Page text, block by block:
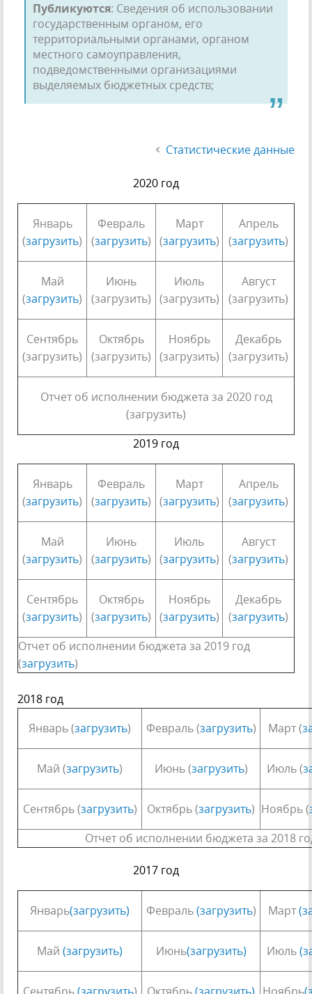
Публикуются: Сведения об использовании
государственным органом, его
территориальными органами, органом
местного самоуправления,
подведомственными организациями
выделяемых бюджетных средств;
Статистические данные
2020 год
Январь
(загрузить)
Февраль
(загрузить)
Март
(загрузить)
Апрель
(загрузить)
Май
(загрузить)
Июнь
(загрузить)
Июль
(загрузить)
Август
(загрузить)
Сентябрь
(загрузить)
Октябрь
(загрузить)
Ноябрь
(загрузить)
Декабрь
(загрузить)
Отчет об исполнении бюджета за 2020 год
(загрузить)
2019 год
Январь
(загрузить)
Февраль
(загрузить)
Март
(загрузить)
Апрель
(загрузить)
Май
(загрузить)
Июнь
(загрузить)
Июль
(загрузить)
Август
(загрузить)
Сентябрь
(загрузить)
Октябрь
(загрузить)
Ноябрь
(загрузить)
Декабрь
(загрузить)
Отчет об исполнении бюджета за 2019 год
(загрузить)
2018 год
Январь (загрузить) Февраль (загрузить) Март (
Май (загрузить) Июнь (загрузить) Июль (
Сентябрь (загрузить) Октябрь (загрузить) Ноябрь (
Отчет об исполнении бюджета за 2018
2017 год
Январь(загрузить) Февраль(загрузить) Март
Май (загрузить) Июнь(загрузить) Июль